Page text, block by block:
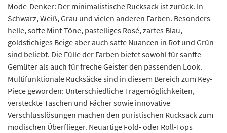
Mode-Denker: Der minimalistische Rucksack ist zurück. In
Schwarz, Weiß, Grau und vielen anderen Farben. Besonders
helle, softe Mint-Töne, pastelliges Rosé, zartes Blau,
goldstichiges Beige aber auch satte Nuancen in Rot und Grün
sind beliebt. Die Fülle der Farben bietet sowohl für sanfte
Gemüter als auch für freche Geister den passenden Look.
Multifunktionale Rucksäcke sind in diesem Bereich zum Key-
Piece geworden: Unterschiedliche Tragemöglichkeiten,
versteckte Taschen und Fächer sowie innovative
Verschlusslösungen machen den puristischen Rucksack zum
modischen Überflieger. Neuartige Fold- oder Roll-Tops